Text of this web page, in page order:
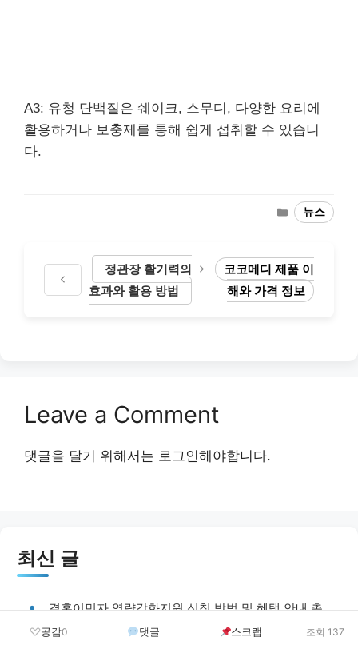
A3: 유청 단백질은 쉐이크, 스무디, 다양한 요리에
활용하거나 보충제를 통해 쉽게 섭취할 수 있습니
다.
Categories
뉴스
정관장 활기력의
효과와 활용 방법
코코메디 제품 이
해와 가격 정보
Leave a Comment
댓글을 달기 위해서는 로그인해야합니다.
최신 글
결혼이민자 역량강화지원 신청 방법 및 혜택 안내 총
정리공감0 댓글 스크랩 조회 137